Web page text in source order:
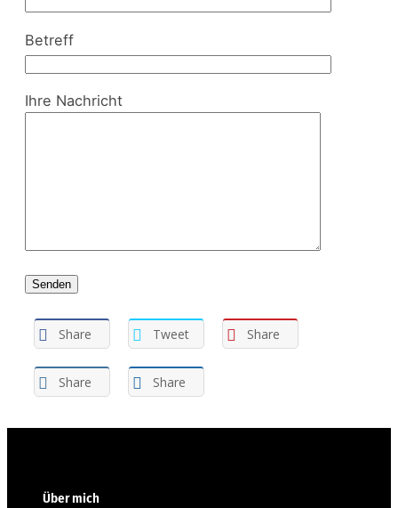
Betreff
Ihre Nachricht
Share Tweet Share
Share Share
Über mich